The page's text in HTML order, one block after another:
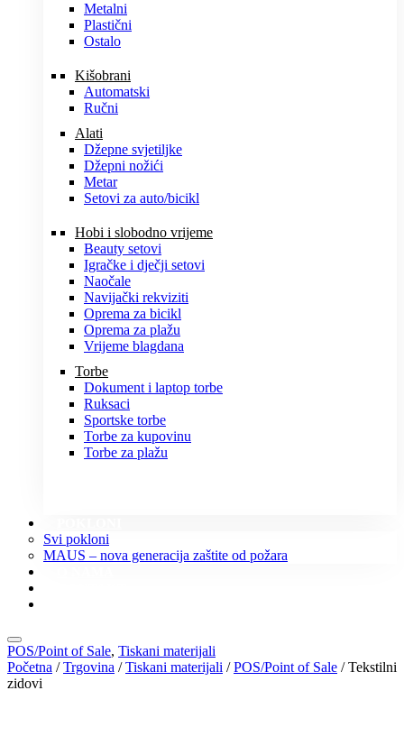
Metalni
Plastični
Ostalo
Kišobrani
Automatski
Ručni
Alati
Džepne svjetiljke
Džepni nožići
Metar
Setovi za auto/bicikl
Hobi i slobodno vrijeme
Beauty setovi
Igračke i dječji setovi
Naočale
Navijački rekviziti
Oprema za bicikl
Oprema za plažu
Vrijeme blagdana
Torbe
Dokument i laptop torbe
Ruksaci
Sportske torbe
Torbe za kupovinu
Torbe za plažu
Svi pokloni
MAUS – nova generacija zaštite od požara
POS/Point of Sale, Tiskani materijali
Početna /Trgovina /Tiskani materijali /POS/Point of Sale / Tekstilni
zidovi